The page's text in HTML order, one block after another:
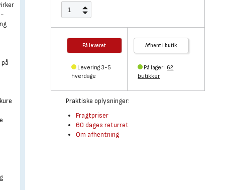
Få leveret
Levering 3-5
hverdage
Afhent i butik
På lager i 62
butikker
Praktiske oplysninger:
Fragtpriser
60 dages returret
Om afhentning